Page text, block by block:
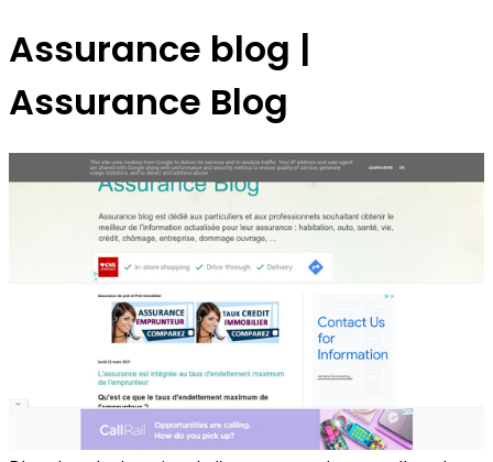
Assurance blog |
Assurance Blog